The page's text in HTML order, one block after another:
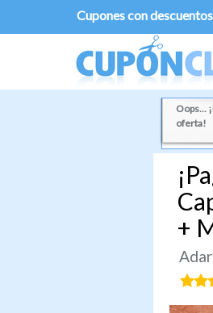
Cupones con
Oops...
oferta!
+